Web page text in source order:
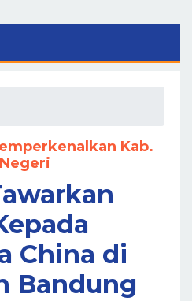
Kab.
China di
Bandung